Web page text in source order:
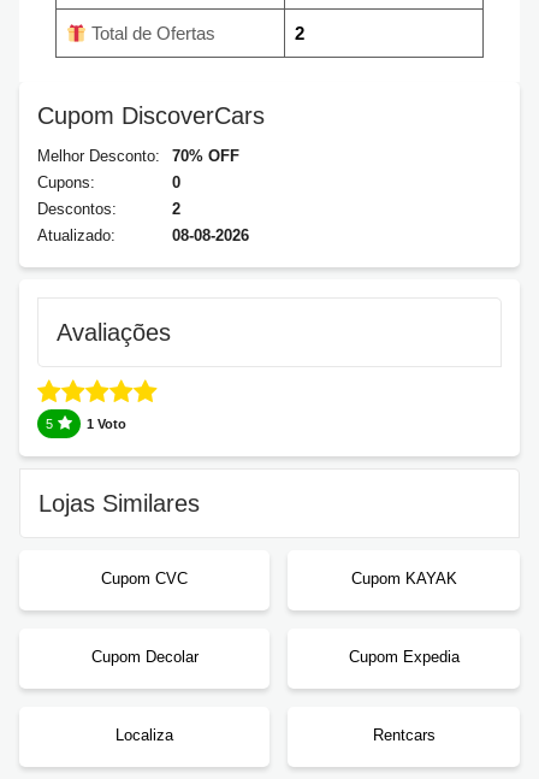
Total de Ofertas 2
Cupom DiscoverCars
Melhor Desconto:
70% OFF
Cupons:
0
Descontos:
2
Atualizado:
08-08-2026
Avaliações
5 1 Voto
Lojas Similares
Cupom CVC Cupom KAYAK
Cupom Decolar Cupom Expedia
Localiza Rentcars